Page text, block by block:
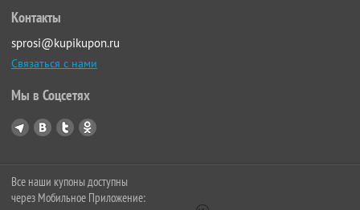
Контакты
sprosi@kupikupon.ru
Связаться с нами
Мы в Соцсетях
Все наши купоны доступны
через Мобильное Приложение: